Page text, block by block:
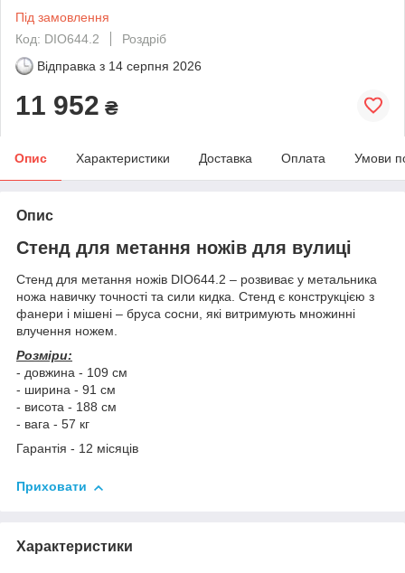
Під замовлення
Код: DIO644.2
Роздріб
Відправка з 14 серпня 2026
11 952 ₴
Опис Характеристики Доставка Оплата Умови
Опис
Стенд для метання ножів для вулиці
Стенд для метання ножів DIO644.2 – розвиває у метальника
ножа навичку точності та сили кидка. Стенд є конструкцією з
фанери і мішені – бруса сосни, які витримують множинні
влучення ножем.
Розміри:
- довжина - 109 см
- ширина - 91 см
- висота - 188 см
- вага - 57 кг
Гарантія - 12 місяців
Приховати
Характеристики